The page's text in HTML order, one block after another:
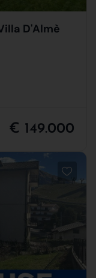
D'Almè
€ 149.000